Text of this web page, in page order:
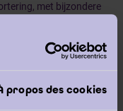
propos des cookies
met bijzondere